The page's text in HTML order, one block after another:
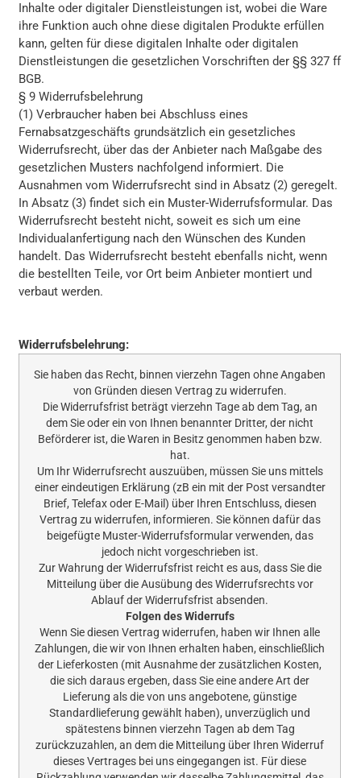
Inhalte oder digitaler Dienstleistungen ist, wobei die Ware
ihre Funktion auch ohne diese digitalen Produkte erfüllen
kann, gelten für diese digitalen Inhalte oder digitalen
Dienstleistungen die gesetzlichen Vorschriften der §§ 327 ff
BGB.
§ 9 Widerrufsbelehrung
(1) Verbraucher haben bei Abschluss eines
Fernabsatzgeschäfts grundsätzlich ein gesetzliches
Widerrufsrecht, über das der Anbieter nach Maßgabe des
gesetzlichen Musters nachfolgend informiert. Die
Ausnahmen vom Widerrufsrecht sind in Absatz (2) geregelt.
In Absatz (3) findet sich ein Muster-Widerrufsformular. Das
Widerrufsrecht besteht nicht, soweit es sich um eine
Individualanfertigung nach den Wünschen des Kunden
handelt. Das Widerrufsrecht besteht ebenfalls nicht, wenn
die bestellten Teile, vor Ort beim Anbieter montiert und
verbaut werden.
Widerrufsbelehrung:
Sie haben das Recht, binnen vierzehn Tagen ohne Angaben
von Gründen diesen Vertrag zu widerrufen.
Die Widerrufsfrist beträgt vierzehn Tage ab dem Tag, an
dem Sie oder ein von Ihnen benannter Dritter, der nicht
Beförderer ist, die Waren in Besitz genommen haben bzw.
hat.
Um Ihr Widerrufsrecht auszuüben, müssen Sie uns mittels
einer eindeutigen Erklärung (zB ein mit der Post versandter
Brief, Telefax oder E-Mail) über Ihren Entschluss, diesen
Vertrag zu widerrufen, informieren. Sie können dafür das
beigefügte Muster-Widerrufsformular verwenden, das
jedoch nicht vorgeschrieben ist.
Zur Wahrung der Widerrufsfrist reicht es aus, dass Sie die
Mitteilung über die Ausübung des Widerrufsrechts vor
Ablauf der Widerrufsfrist absenden.
Folgen des Widerrufs
Wenn Sie diesen Vertrag widerrufen, haben wir Ihnen alle
Zahlungen, die wir von Ihnen erhalten haben, einschließlich
der Lieferkosten (mit Ausnahme der zusätzlichen Kosten,
die sich daraus ergeben, dass Sie eine andere Art der
Lieferung als die von uns angebotene, günstige
Standardlieferung gewählt haben), unverzüglich und
spätestens binnen vierzehn Tagen ab dem Tag
zurückzuzahlen, an dem die Mitteilung über Ihren Widerruf
dieses Vertrages bei uns eingegangen ist. Für diese